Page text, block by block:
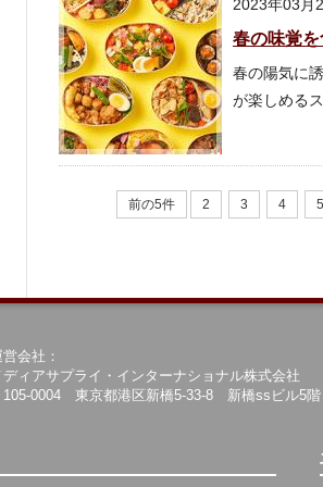
2023年03月
春の味覚
春の陽気に
が楽しめる
前の5件 2 3 4 5
会社：
ディアサプライ・インターナショナル株式会社
105-0004 東京都港区新橋5-33-8 新橋ssビル5階